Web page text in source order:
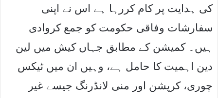
کی ہدایت پر کام کررہا ہے اس نے اپنی
سفارشات وفاقی حکومت کو جمع کروادی
ہیں۔ کمیشن کے مطابق جہاں کیش میں لین
دین اہمیت کا حامل ہے، وہیں ان میں ٹیکس
چوری، کرپشن اور منی لانڈرنگ جیسے غیر